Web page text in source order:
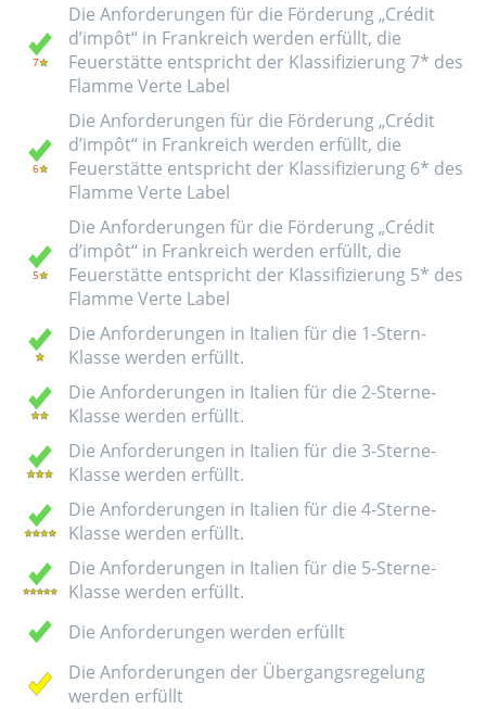
Die Anforderungen für die Förderung „Crédit
d’impôt“ in Frankreich werden erfüllt, die
Feuerstätte entspricht der Klassifizierung 7* des
Flamme Verte Label
Die Anforderungen für die Förderung „Crédit
d’impôt“ in Frankreich werden erfüllt, die
Feuerstätte entspricht der Klassifizierung 6* des
Flamme Verte Label
Die Anforderungen für die Förderung „Crédit
d’impôt“ in Frankreich werden erfüllt, die
Feuerstätte entspricht der Klassifizierung 5* des
Flamme Verte Label
Die Anforderungen in Italien für die 1-Stern-
Klasse werden erfüllt.
Die Anforderungen in Italien für die 2-Sterne-
Klasse werden erfüllt.
Die Anforderungen in Italien für die 3-Sterne-
Klasse werden erfüllt.
Die Anforderungen in Italien für die 4-Sterne-
Klasse werden erfüllt.
Die Anforderungen in Italien für die 5-Sterne-
Klasse werden erfüllt.
Die Anforderungen werden erfüllt
Die Anforderungen der Übergangsregelung
werden erfüllt